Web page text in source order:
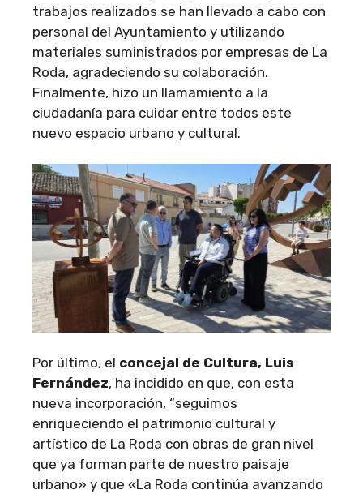
trabajos realizados se han llevado a cabo con
personal del Ayuntamiento y utilizando
materiales suministrados por empresas de La
Roda, agradeciendo su colaboración.
Finalmente, hizo un llamamiento a la
ciudadanía para cuidar entre todos este
nuevo espacio urbano y cultural.
Por último, el concejal de Cultura, Luis
Fernández, ha incidido en que, con esta
nueva incorporación, “seguimos
enriqueciendo el patrimonio cultural y
artístico de La Roda con obras de gran nivel
que ya forman parte de nuestro paisaje
urbano» y que «La Roda continúa avanzando